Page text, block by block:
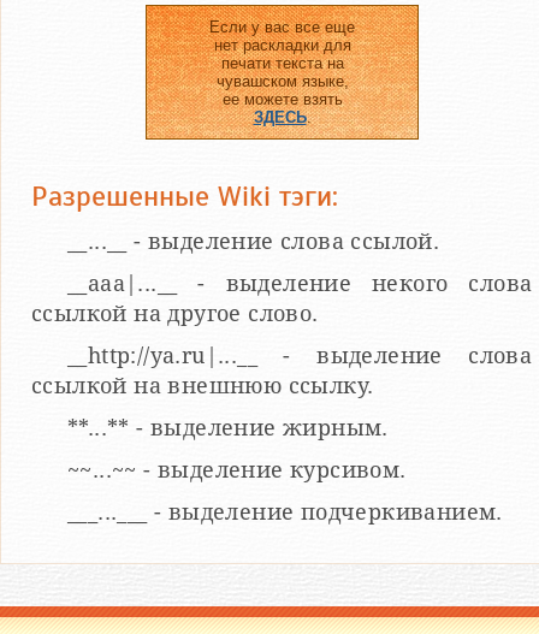
Если у вас все еще
нет раскладки для
печати текста на
чувашском языке,
ее можете взять
ЗДЕСЬ.
Разрешенные Wiki тэги:
__...__ - выделение слова ссылой.
__aaa|...__ - выделение некого слова
ссылкой на другое слово.
__http://ya.ru|...__ - выделение слова
ссылкой на внешнюю ссылку.
**...** - выделение жирным.
~~...~~ - выделение курсивом.
___...___ - выделение подчеркиванием.